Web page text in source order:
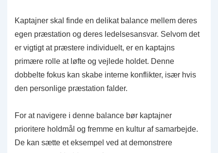
Kaptajner skal finde en delikat balance mellem deres
egen præstation og deres ledelsesansvar. Selvom det
er vigtigt at præstere individuelt, er en kaptajns
primære rolle at løfte og vejlede holdet. Denne
dobbelte fokus kan skabe interne konflikter, især hvis
den personlige præstation falder.
For at navigere i denne balance bør kaptajner
prioritere holdmål og fremme en kultur af samarbejde.
De kan sætte et eksempel ved at demonstrere